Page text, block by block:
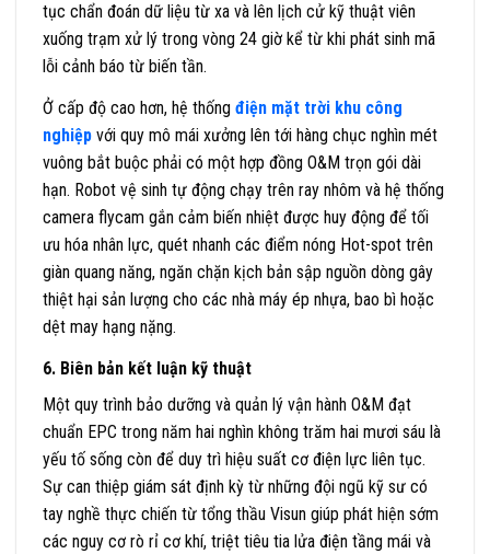
tục chẩn đoán dữ liệu từ xa và lên lịch cử kỹ thuật viên
xuống trạm xử lý trong vòng 24 giờ kể từ khi phát sinh mã
lỗi cảnh báo từ biến tần.
Ở cấp độ cao hơn, hệ thống điện mặt trời khu công
nghiệp với quy mô mái xưởng lên tới hàng chục nghìn mét
vuông bắt buộc phải có một hợp đồng O&M trọn gói dài
hạn. Robot vệ sinh tự động chạy trên ray nhôm và hệ thống
camera flycam gắn cảm biến nhiệt được huy động để tối
ưu hóa nhân lực, quét nhanh các điểm nóng Hot-spot trên
giàn quang năng, ngăn chặn kịch bản sập nguồn dòng gây
thiệt hại sản lượng cho các nhà máy ép nhựa, bao bì hoặc
dệt may hạng nặng.
6. Biên bản kết luận kỹ thuật
Một quy trình bảo dưỡng và quản lý vận hành O&M đạt
chuẩn EPC trong năm hai nghìn không trăm hai mươi sáu là
yếu tố sống còn để duy trì hiệu suất cơ điện lực liên tục.
Sự can thiệp giám sát định kỳ từ những đội ngũ kỹ sư có
tay nghề thực chiến từ tổng thầu Visun giúp phát hiện sớm
các nguy cơ rò rỉ cơ khí, triệt tiêu tia lửa điện tầng mái và